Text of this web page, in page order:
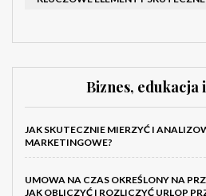
Biznes, edukacja
JAK SKUTECZNIE MIERZYĆ I
MARKETINGOWE?
UMOWA NA CZAS OKREŚLONY NA
JAK OBLICZYĆ I ROZLICZYĆ URLOP